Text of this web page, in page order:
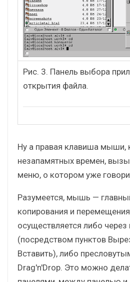
Рис. 3. Панель выбора
открытия файла.
Ну а правая клавиша мыши,
незапамятных времен,
меню, о котором уже
Разумеется, мышь —
копирования и
осуществляется либо
(посредством пунктов
Вставить), либо
Drag'n'Drop. Это можно